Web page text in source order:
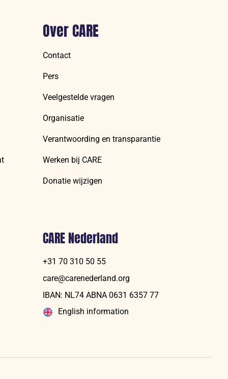
Over CARE
Contact
Pers
Veelgestelde vragen
Organisatie
Verantwoording en transparantie
Werken bij CARE
Donatie wijzigen
CARE Nederland
+31 70 310 50 55
care@carenederland.org
IBAN: NL74 ABNA 06‍31 6‍357‍ 77
English information